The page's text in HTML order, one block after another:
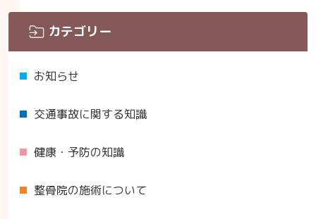
カテゴリー
お知らせ
交通事故に関する知識
健康・予防の知識
整骨院の施術について